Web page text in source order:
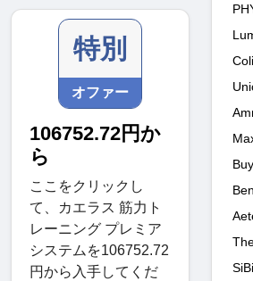
特別
オファー
106752.72円か
ら
ここをクリックし
て、カエラス 筋力ト
レーニング プレミア
システムを106752.72
円から入手してくだ